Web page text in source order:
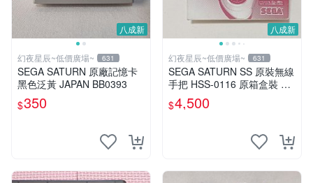
八成新
幻夜星辰~低價廣場~ 631
SEGA SATURN 原廠記憶卡
黑色泛黃 JAPAN BB0393
$350
八成新
幻夜星辰~低價廣場~ 631
SEGA SATURN SS 原裝無線
手把 HSS-0116 原箱盒裝 日
本製 數量稀少 BB0567
$4,500